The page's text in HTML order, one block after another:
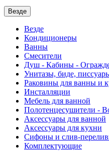
Везде
Везде
Кондиционеры
Ванны
Смесители
Душ - Кабины -
Унитазы, биде,
Раковины для ванны и
Инсталляции
Мебель для ванной
Полотенцесушители -
Аксессуары для ванной
Аксессуары для кухни
Сифоны и слив-
Комплектующие